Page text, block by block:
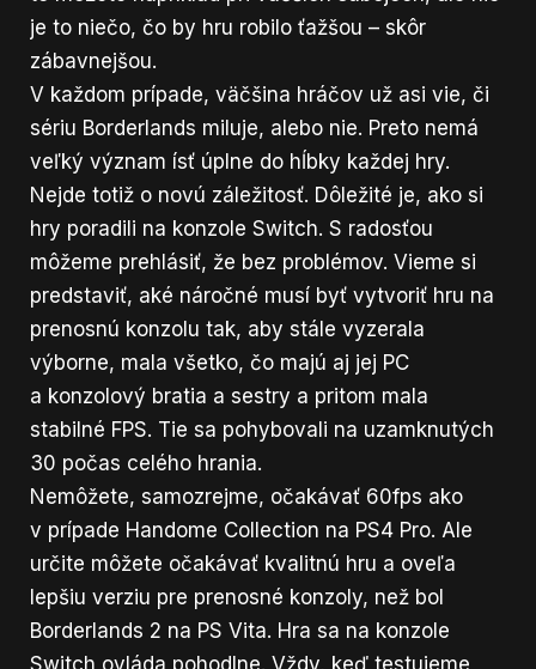
je to niečo, čo by hru robilo ťažšou – skôr
zábavnejšou.
V každom prípade, väčšina hráčov už asi vie, či
sériu Borderlands miluje, alebo nie. Preto nemá
veľký význam ísť úplne do hĺbky každej hry.
Nejde totiž o novú záležitosť. Dôležité je, ako si
hry poradili na konzole Switch. S radosťou
môžeme prehlásiť, že bez problémov. Vieme si
predstaviť, aké náročné musí byť vytvoriť hru na
prenosnú konzolu tak, aby stále vyzerala
výborne, mala všetko, čo majú aj jej PC
a konzolový bratia a sestry a pritom mala
stabilné FPS. Tie sa pohybovali na uzamknutých
30 počas celého hrania.
Nemôžete, samozrejme, očakávať 60fps ako
v prípade Handome Collection na PS4 Pro. Ale
určite môžete očakávať kvalitnú hru a oveľa
lepšiu verziu pre prenosné konzoly, než bol
Borderlands 2 na PS Vita. Hra sa na konzole